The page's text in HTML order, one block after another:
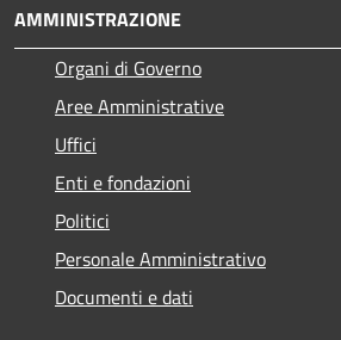
AMMINISTRAZIONE
Organi di Governo
Aree Amministrative
Uffici
Enti e fondazioni
Politici
Personale Amministrativo
Documenti e dati